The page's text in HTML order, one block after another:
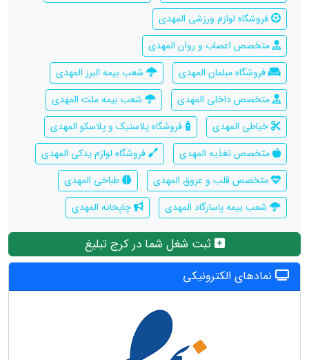
فروشگاه لوازم ورزشی المهدی
متخصص اعصاب و روان المهدی
فروشگاه مبلمان المهدی
شعب بیمه البرز المهدی
متخصص داخلی المهدی
شعب بیمه ملت المهدی
خیاطی المهدی
فروشگاه پلاستیک و پلاسکو المهدی
متخصص تغذیه المهدی
فروشگاه لوازم یدکی المهدی
متخصص قلب و عروق المهدی
طباخی المهدی
شعب بیمه پاسارگاد المهدی
چاپخانه المهدی
ثبت شغل شما در کرج تبلیغ
نمادهای الکترونیکی